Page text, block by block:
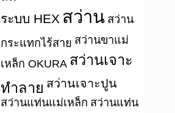
ระบบ HEX สว่าน สว่าน
กระแทกไร้สาย สว่านขาแม่
เหล็ก OKURA สว่านเจาะ
ทำลาย สว่านเจาะปูน
สว่านแท่นแม่เหล็ก สว่านแท่น